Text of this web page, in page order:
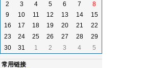
2
3 4 5 6 7
8
9
10 11 12 13 14
15
16
17 18 19 20 21
22
23
24 25 26 27 28
29
30
31 1 2 3 4 5
常用链接